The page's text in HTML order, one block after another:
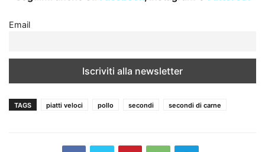
Email
TAGS piatti veloci pollo secondi secondi di carne